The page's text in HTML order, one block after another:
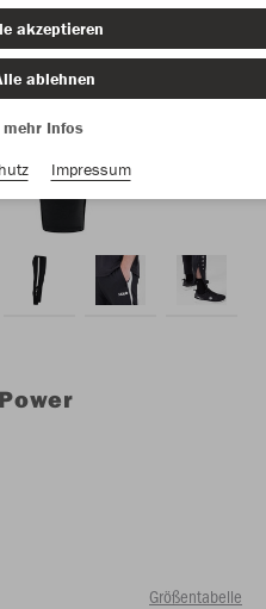
Größentabelle
akzeptieren
ablehnen
mehr Infos
Impressum